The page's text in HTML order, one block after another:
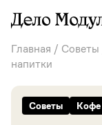
Главная / Советы
напитки
Советы Кофе